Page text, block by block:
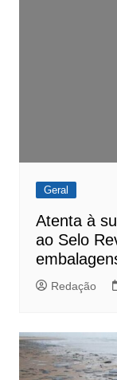
Geral
Atenta à
ao Selo
Redação